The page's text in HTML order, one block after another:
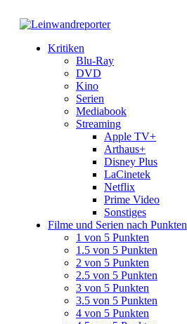
Kritiken
Blu-Ray
DVD
Kino
Serien
Mediabook
Streaming
Apple TV+
Arthaus+
Disney Plus
LaCinetek
Netflix
Prime Video
Sonstiges
Filme und Serien nach Punkten
1 von 5 Punkten
1.5 von 5 Punkten
2 von 5 Punkten
2.5 von 5 Punkten
3 von 5 Punkten
3.5 von 5 Punkten
4 von 5 Punkten